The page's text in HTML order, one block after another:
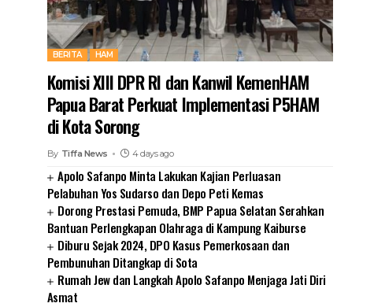
BERITA HAM
Komisi XIII DPR RI dan Kanwil KemenHAM
Papua Barat Perkuat Implementasi P5HAM
di Kota Sorong
By Tiffa News 4 days ago
Apolo Safanpo Minta Lakukan Kajian Perluasan
Pelabuhan Yos Sudarso dan Depo Peti Kemas
Dorong Prestasi Pemuda, BMP Papua Selatan Serahkan
Bantuan Perlengkapan Olahraga di Kampung Kaiburse
Diburu Sejak 2024, DPO Kasus Pemerkosaan dan
Pembunuhan Ditangkap di Sota
Rumah Jew dan Langkah Apolo Safanpo Menjaga Jati Diri
Asmat